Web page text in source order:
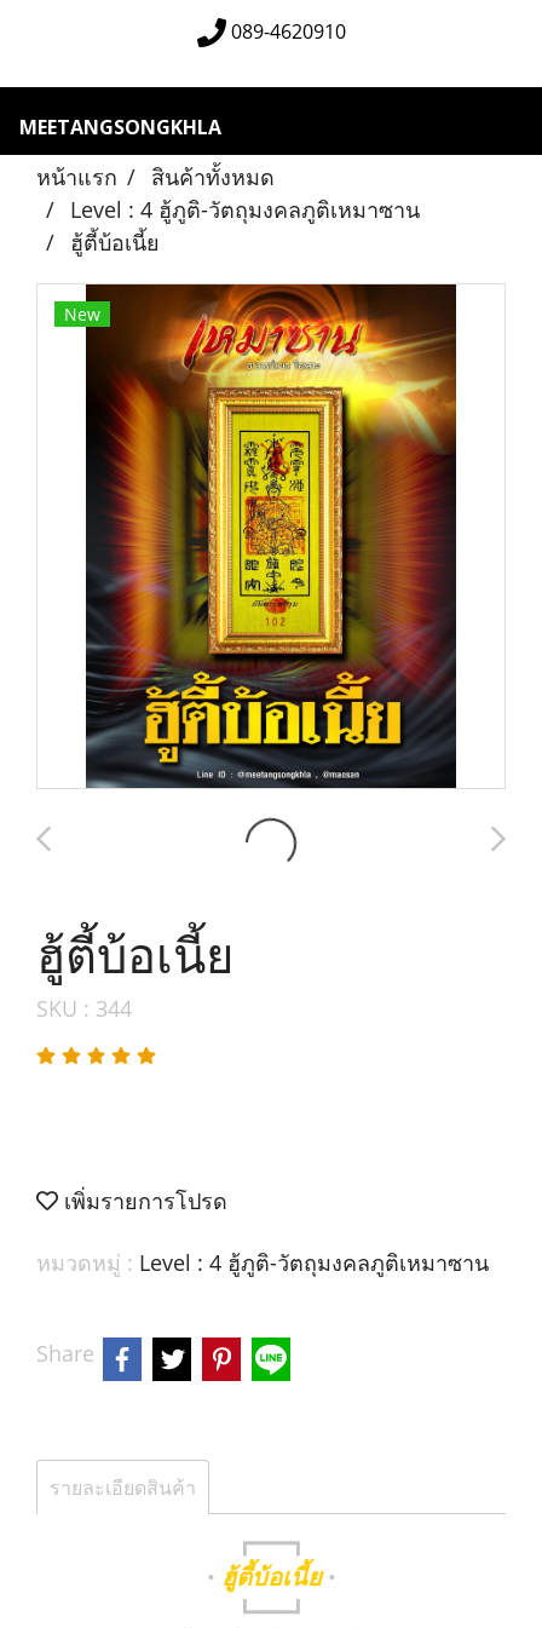
089-4620910
MEETANGSONGKHLA
หน้าแรก
สินค้าทั้งหมด
Level : 4 ฮู้ภูติ-วัตถุมงคลภูติเหมาซาน
ฮู้ตี้บ้อเนี้ย
New
ฮู้ตี้บ้อเนี้ย
SKU : 344
เพิ่มรายการโปรด
หมวดหมู่ : Level : 4 ฮู้ภูติ-วัตถุมงคลภูติเหมาซาน
Share
รายละเอียดสินค้า
┏━━━┓
• ฮู้ตี้บ้อเนี้ย•
┗━━━┛